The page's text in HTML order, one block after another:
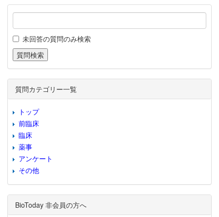
未回答の質問のみ検索
質問カテゴリー一覧
トップ
前臨床
臨床
薬事
アンケート
その他
BioToday 非会員の方へ